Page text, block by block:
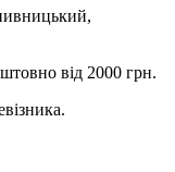
від 2000 грн.